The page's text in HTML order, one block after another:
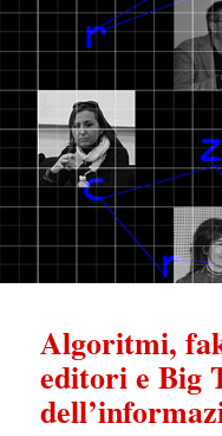
Algoritmi,
editori e Big